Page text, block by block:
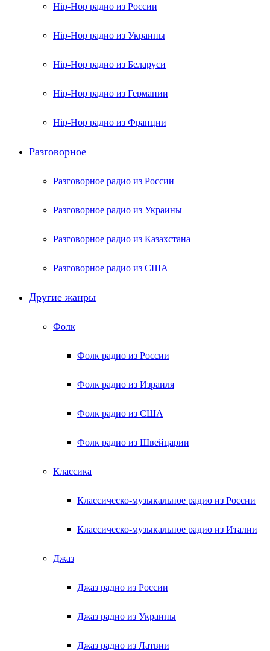
Hip-Hop радио из России
Hip-Hop радио из Украины
Hip-Hop радио из Беларуси
Hip-Hop радио из Германии
Hip-Hop радио из Франции
Разговорное
Разговорное радио из России
Разговорное радио из Украины
Разговорное радио из Казахстана
Разговорное радио из США
Другие жанры
Фолк
Фолк радио из России
Фолк радио из Израиля
Фолк радио из США
Фолк радио из Швейцарии
Классика
Классическо-музыкальное радио из России
Классическо-музыкальное радио из Италии
Джаз
Джаз радио из России
Джаз радио из Украины
Джаз радио из Латвии